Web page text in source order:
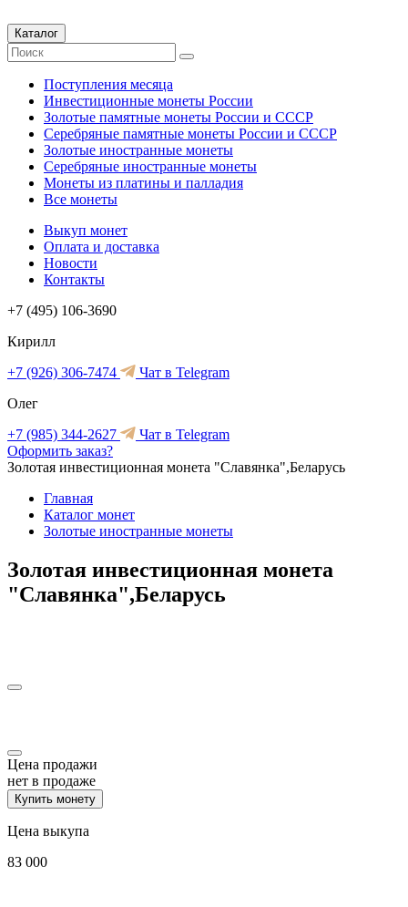
Каталог
Поступления месяца
Инвестиционные монеты России
Золотые памятные монеты России и СССР
Серебряные памятные монеты России и СССР
Золотые иностранные монеты
Серебряные иностранные монеты
Монеты из платины и палладия
Все монеты
Выкуп монет
Оплата и доставка
Новости
Контакты
+7 (495) 106-3690
Кирилл
+7 (926) 306-7474
Чат в Telegram
Олег
+7 (985) 344-2627
Чат в Telegram
Оформить заказ?
Золотая инвестиционная монета "Славянка",Беларусь
Главная
Каталог монет
Золотые иностранные монеты
Золотая инвестиционная монета
"Славянка",Беларусь
Цена продажи
нет в продаже
Купить монету
Цена выкупа
83 000